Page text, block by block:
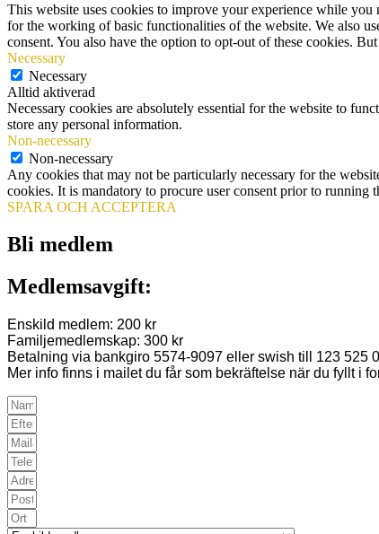
This website uses cookies to improve your experience while you
for the working of basic functionalities of the website. We also
consent. You also have the option to opt-out of these cookies.
Necessary
Necessary
Alltid aktiverad
Necessary cookies are absolutely essential for the website to
store any personal information.
Non-necessary
Non-necessary
Any cookies that may not be particularly necessary for the
cookies. It is mandatory to procure user consent prior to running
SPARA OCH ACCEPTERA
Bli medlem
Medlemsavgift:
Enskild medlem: 200 kr
Familjemedlemskap: 300 kr
Betalning via bankgiro 5574-9097 eller swish till 123 525
Mer info finns i mailet du får som bekräftelse när du fyllt i